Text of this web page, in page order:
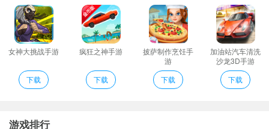
1、一建准题库可以根据十几万用户的答题情况分析出高频考点和高
频易错点也能为你提供能力评估报告分析考点掌握情况。
2、根据历年考试真题的命题规律及热门考点进行押题既可以用来检
测该考试科目的效果又可以评估对自己的应试能力。
3、我的收藏：将重要试题进行收藏反复练习加深印象
女神大挑战手游
下载
疯狂之神手游
下载
披萨制作烹饪手
游
下载
加油站汽车清洗
沙龙3D手游
下载
游戏排行